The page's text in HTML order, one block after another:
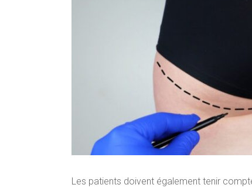
Les patients doivent également tenir